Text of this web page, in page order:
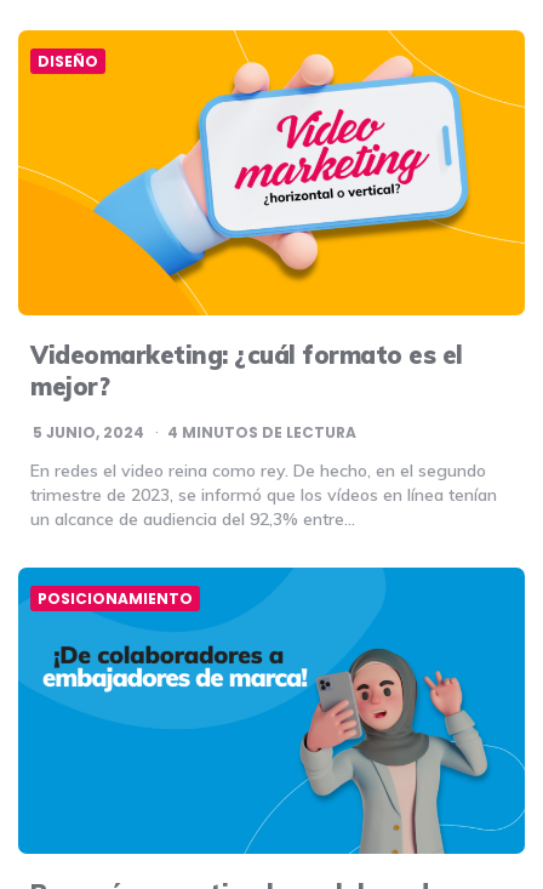
DISEÑO
Videomarketing: ¿cuál formato es el
mejor?
5 JUNIO, 2024 4 MINUTOS DE LECTURA
En redes el video reina como rey. De hecho, en el segundo
trimestre de 2023, se informó que los vídeos en línea tenían
un alcance de audiencia del 92,3% entre…
POSICIONAMIENTO